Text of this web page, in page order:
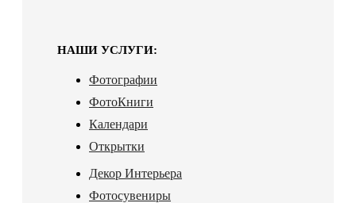
НАШИ УСЛУГИ:
Фотографии
ФотоКниги
Календари
Открытки
Декор Интерьера
Фотосувениры